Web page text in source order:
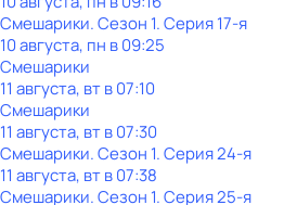
Смешарики. Сезон 1. Серия 17-я
10 августа, пн в 09:25
Смешарики
11 августа, вт в 07:10
Смешарики
11 августа, вт в 07:30
Смешарики. Сезон 1. Серия 24-я
11 августа, вт в 07:38
Смешарики. Сезон 1. Серия 25-я